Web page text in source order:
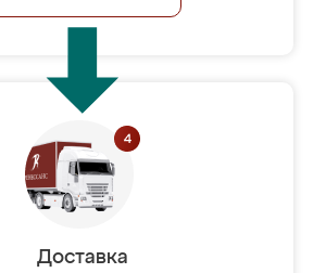
Доставка